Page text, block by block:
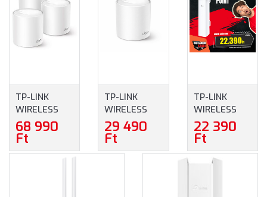
TP-LINK
WIRELESS
MESH
NETWORKING
SYSTEM
68 990
Ft
TP-LINK
WIRELESS
MESH
NETWORKING
SYSTEM
29 490
Ft
TP-LINK
WIRELESS
ACCESS
POINT N-ES
300MBPS
KÜLTÉRI
22 390
Ft